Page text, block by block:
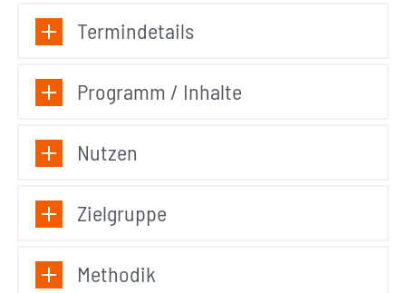
Termindetails
Programm / Inhalte
Nutzen
Zielgruppe
Methodik